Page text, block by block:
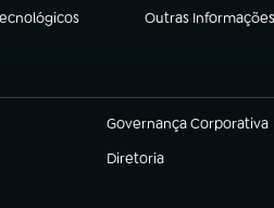
Outras Informações
(abre em nova aba)
Governança Corporativa
(abre em nova aba)
Diretoria
(abre em nova aba)